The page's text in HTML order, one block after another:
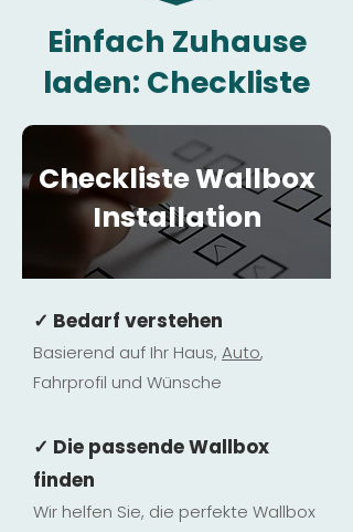
Einfach Zuhause
laden: Checkliste
Checkliste Wallbox
Installation
✓ Bedarf verstehen
Basierend auf Ihr Haus, Auto,
Fahrprofil und Wünsche
✓ Die passende Wallbox
finden
Wir helfen Sie, die perfekte Wallbox